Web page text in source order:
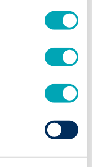
donneront de la
sciences de la vie
ou visitez le